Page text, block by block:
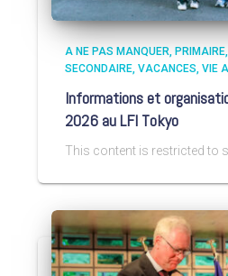
A NE PAS MANQUER PRIMAIRE
SECONDAIRE VACANCES VIE
Informations et
2026 au LFI Tokyo
This content is restricted to